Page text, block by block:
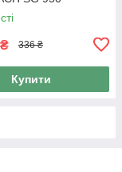
₴ 336 ₴
Купити